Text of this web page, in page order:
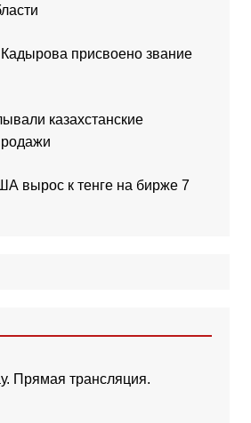
присвоено звание
казахстанские
вырос к тенге на бирже 7
Прямая трансляция.